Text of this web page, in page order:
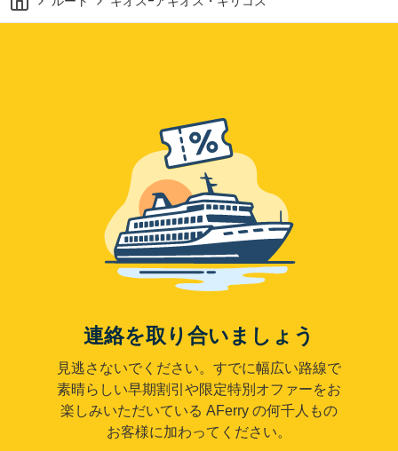
連絡を取り合いましょう
見逃さないでください。すでに幅広い路線で
素晴らしい早期割引や限定特別オファーをお
楽しみいただいている AFerry の何千人もの
お客様に加わってください。